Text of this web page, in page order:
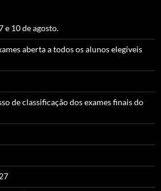
e 10 de agosto.
aberta a todos os alunos elegíveis
de classificação dos exames finais do